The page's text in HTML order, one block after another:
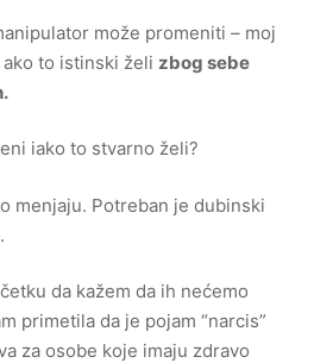
može promeniti – moj
to istinski želi zbog sebe
iako to stvarno želi?
menjaju. Potreban je dubinski
da kažem da ih nećemo
primetila da je pojam “narcis”
za osobe koje imaju zdravo